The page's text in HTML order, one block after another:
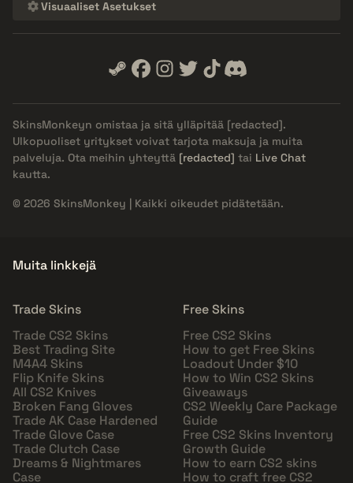
Visuaaliset Asetukset
SkinsMonkeyn omistaa ja sitä ylläpitää [redacted].
Ulkopuoliset yritykset voivat tarjota maksuja ja muita
palveluja. Ota meihin yhteyttä [redacted] tai Live Chat
kautta.
© 2026 SkinsMonkey | Kaikki oikeudet pidätetään.
Muita linkkejä
Trade Skins
Trade CS2 Skins
Best Trading Site
M4A4 Skins
Flip Knife Skins
All CS2 Knives
Broken Fang Gloves
Trade AK Case Hardened
Trade Glove Case
Trade Clutch Case
Dreams & Nightmares
Case
Free Skins
Free CS2 Skins
How to get Free Skins
Loadout Under $10
How to Win CS2 Skins
Giveaways
CS2 Weekly Care Package
Guide
Free CS2 Skins Inventory
Growth Guide
How to earn CS2 skins
How to craft free CS2